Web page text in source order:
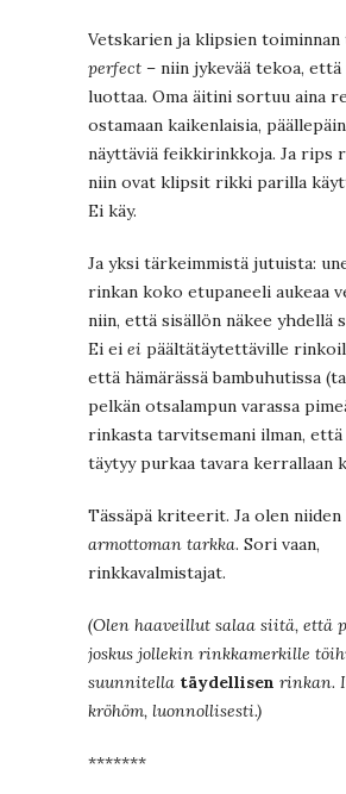
Vetskarien ja klipsien toiminnan
perfect – niin jykevää tekoa,
luottaa. Oma äitini sortuu aina
ostamaan kaikenlaisia,
näyttäviä feikkirinkkoja. Ja rips
niin ovat klipsit rikki parilla
Ei käy.
Ja yksi tärkeimmistä jutuista:
rinkan koko etupaneeli aukeaa
niin, että sisällön näkee yhdellä
Ei ei ei päältätäytettäville
että hämärässä bambuhutissa
pelkän otsalampun varassa
rinkasta tarvitsemani ilman, että
täytyy purkaa tavara kerrallaan
Tässäpä kriteerit. Ja olen niiden
armottoman tarkka. Sori vaan,
rinkkavalmistajat.
(Olen haaveillut salaa siitä, että
joskus jollekin rinkkamerkille
suunnitella täydellisen rinkan.
kröhöm, luonnollisesti.)
*******